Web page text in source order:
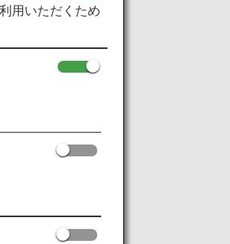
。
用いただくため